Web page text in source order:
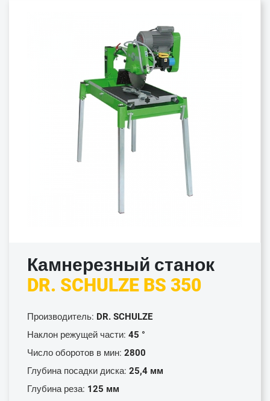
Камнерезный станок
DR. SCHULZE BS 350
Производитель: DR. SCHULZE
Наклон режущей части: 45 °
Число оборотов в мин: 2800
Глубина посадки диска: 25,4 мм
Глубина реза: 125 мм